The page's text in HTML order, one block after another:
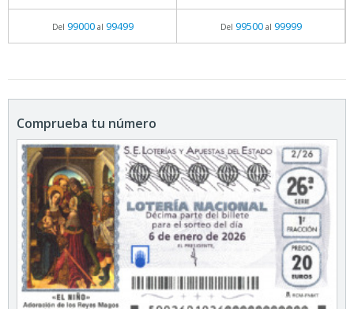
Del 99000al 99499 Del 99500al 99999
Comprueba tu número